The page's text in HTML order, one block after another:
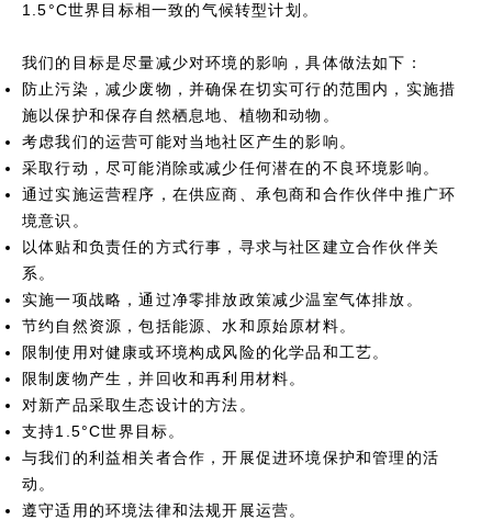
1.5°C世界目标相一致的气候转型计划。
我们的目标是尽量减少对环境的影响，具体做法如下：
防止污染，减少废物，并确保在切实可行的范围内，实施措
施以保护和保存自然栖息地、植物和动物。
考虑我们的运营可能对当地社区产生的影响。
采取行动，尽可能消除或减少任何潜在的不良环境影响。
通过实施运营程序，在供应商、承包商和合作伙伴中推广环
境意识。
以体贴和负责任的方式行事，寻求与社区建立合作伙伴关
系。
实施一项战略，通过净零排放政策减少温室气体排放。
节约自然资源，包括能源、水和原始原材料。
限制使用对健康或环境构成风险的化学品和工艺。
限制废物产生，并回收和再利用材料。
对新产品采取生态设计的方法。
支持1.5°C世界目标。
与我们的利益相关者合作，开展促进环境保护和管理的活
动。
遵守适用的环境法律和法规开展运营。